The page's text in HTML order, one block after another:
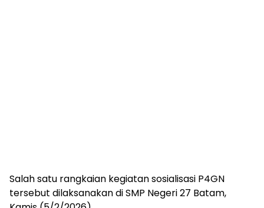
Salah satu rangkaian kegiatan sosialisasi P4GN
tersebut dilaksanakan di SMP Negeri 27 Batam,